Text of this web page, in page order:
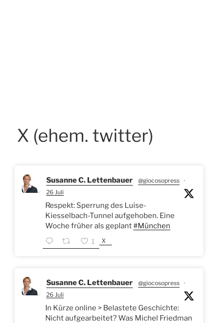
X (ehem. twitter)
Susanne C. Lettenbauer @giocosopress ·
26 Juli
Respekt: Sperrung des Luise-
Kiesselbach-Tunnel aufgehoben. Eine
Woche früher als geplant#München
1 X
Susanne C. Lettenbauer @giocosopress ·
26 Juli
In Kürze online > Belastete Geschichte:
Nicht aufgearbeitet? Was Michel Friedman